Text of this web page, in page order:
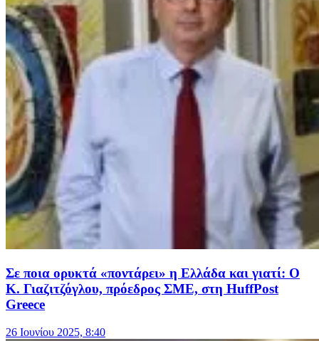
Σε ποια ορυκτά «ποντάρει» η Ελλάδα και γιατί: Ο
Κ. Γιαζιτζόγλου, πρόεδρος ΣΜΕ, στη HuffPost
Greece
26 Ιουνίου 2025, 8:40